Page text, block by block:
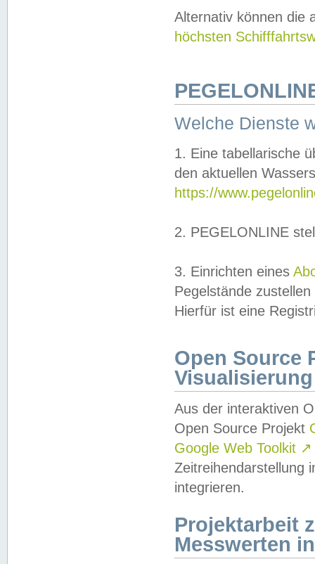
Alternativ können die
höchsten
Welche Dienste
1. Eine tabellarische
den aktuellen
https://
2. PEGELONLINE
3. Einrichten eines
Pegelstände
Hierfür ist eine
Open Source
Visualisierung
Aus der interaktiven
Open Source Projekt
Google Web Toolkit ↗
Zeitreihendarstellung
integrieren.
Projektarbeit
Messwerten